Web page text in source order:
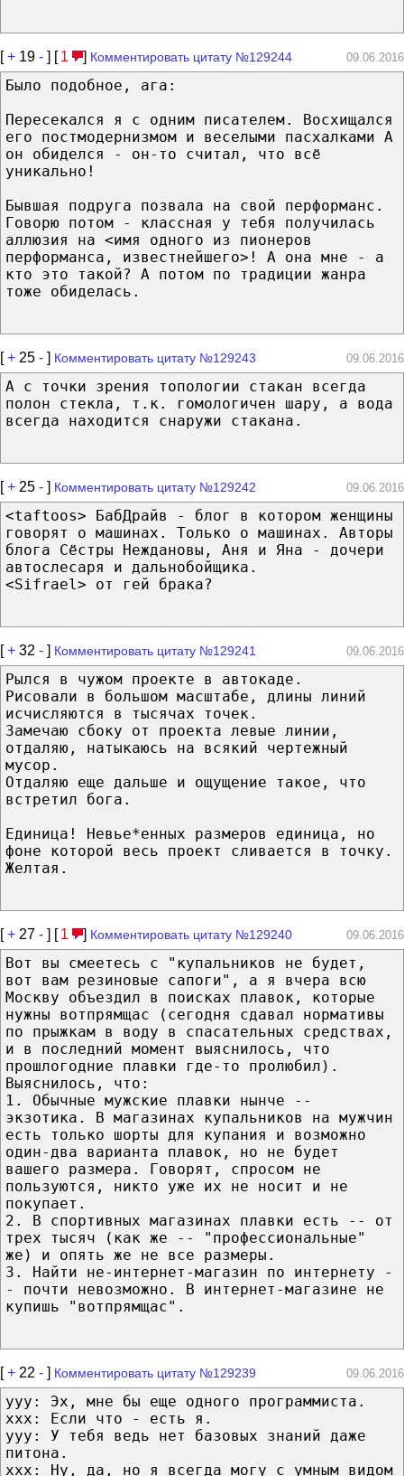
[+ 19 - ] [ 1 ] Комментировать цитату №129244 09.06.2016
Было подобное, ага:
Пересекался я с одним писателем. Восхищался
его постмодернизмом и веселыми пасхалками А
он обиделся - он-то считал, что всё
уникально!
Бывшая подруга позвала на свой перформанс.
Говорю потом - классная у тебя получилась
аллюзия на <имя одного из пионеров
перформанса, известнейшего>! А она мне - а
кто это такой? А потом по традиции жанра
тоже обиделась.
[+ 25 - ] Комментировать цитату №129243 09.06.2016
А с точки зрения топологии стакан всегда
полон стекла, т.к. гомологичен шару, а вода
всегда находится снаружи стакана.
[+ 25 - ] Комментировать цитату №129242 09.06.2016
<taftoos> БабДрайв - блог в котором женщины
говорят о машинах. Только о машинах. Авторы
блога Сёстры Неждановы, Аня и Яна - дочери
автослесаря и дальнобойщика.
<Sifrael> от гей брака?
[+ 32 - ] Комментировать цитату №129241 09.06.2016
Рылся в чужом проекте в автокаде.
Рисовали в большом масштабе, длины линий
исчисляются в тысячах точек.
Замечаю сбоку от проекта левые линии,
отдаляю, натыкаюсь на всякий чертежный
мусор.
Отдаляю еще дальше и ощущение такое, что
встретил бога.
Единица! Невье*енных размеров единица, но
фоне которой весь проект сливается в точку.
Желтая.
[+ 27 - ] [ 1 ] Комментировать цитату №129240 09.06.2016
Вот вы смеетесь с "купальников не будет,
вот вам резиновые сапоги", а я вчера всю
Москву объездил в поисках плавок, которые
нужны вотпрямщас (сегодня сдавал нормативы
по прыжкам в воду в спасательных средствах,
и в последний момент выяснилось, что
прошлогодние плавки где-то пролюбил).
Выяснилось, что:
1. Обычные мужские плавки нынче --
экзотика. В магазинах купальников на мужчин
есть только шорты для купания и возможно
один-два варианта плавок, но не будет
вашего размера. Говорят, спросом не
пользуются, никто уже их не носит и не
покупает.
2. В спортивных магазинах плавки есть -- от
трех тысяч (как же -- "профессиональные"
же) и опять же не все размеры.
3. Найти не-интернет-магазин по интернету -
- почти невозможно. В интернет-магазине не
купишь "вотпрямщас".
[+ 22 - ] Комментировать цитату №129239 09.06.2016
yyy: Эх, мне бы еще одного программиста.
xxx: Если что - есть я.
yyy: У тебя ведь нет базовых знаний даже
питона.
xxx: Ну, да, но я всегда могу с умным видом